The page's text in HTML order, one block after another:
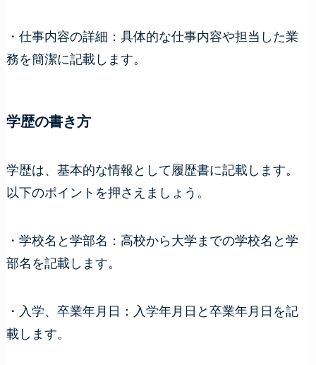
・仕事内容の詳細：具体的な仕事内容や担当した業
務を簡潔に記載します。
学歴の書き方
学歴は、基本的な情報として履歴書に記載します。
以下のポイントを押さえましょう。
・学校名と学部名：高校から大学までの学校名と学
部名を記載します。
・入学、卒業年月日：入学年月日と卒業年月日を記
載します。